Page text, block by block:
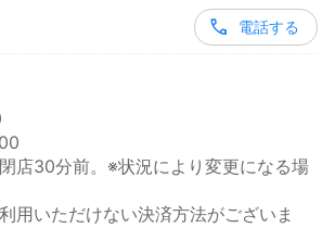
電話する
店30分前。※状況により変更になる場
用いただけない決済方法がございま